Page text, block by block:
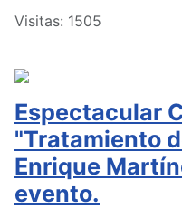
Visitas: 1505
Espectacular
"Tratamiento
Enrique
evento.